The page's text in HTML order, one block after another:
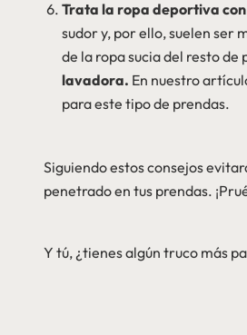
Trata la ropa deportiva
sudor y, por ello, suelen ser
de la ropa sucia del resto de
lavadora. En nuestro
para este tipo de prendas.
Siguiendo estos consejos
penetrado en tus prendas.
Y tú, ¿tienes algún truco más